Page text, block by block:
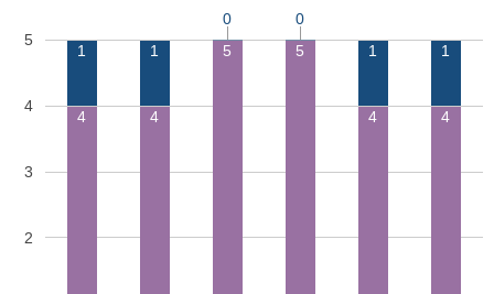
2
3
4
5
4 4
5 5
4 4
1 1
0
0
1
1